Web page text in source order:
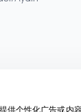
供个性化广告或内